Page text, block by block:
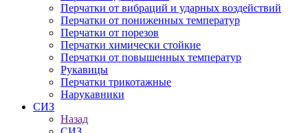
Перчатки от вибраций и ударных воздействий
Перчатки от пониженных температур
Перчатки от порезов
Перчатки химически стойкие
Перчатки от повышенных температур
Рукавицы
Перчатки трикотажные
Нарукавники
СИЗ
Назад